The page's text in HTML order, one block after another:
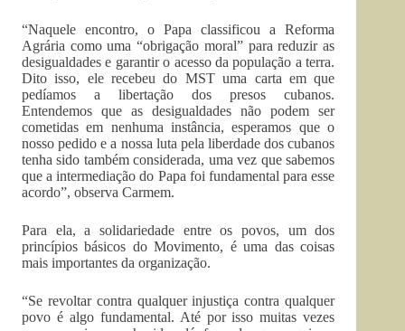
“Naquele encontro, o Papa classificou a Reforma
Agrária como uma “obrigação moral” para reduzir as
desigualdades e garantir o acesso da população a terra.
Dito isso, ele recebeu do MST uma carta em que
pedíamos a libertação dos presos cubanos.
Entendemos que as desigualdades não podem ser
cometidas em nenhuma instância, esperamos que o
nosso pedido e a nossa luta pela liberdade dos cubanos
tenha sido também considerada, uma vez que sabemos
que a intermediação do Papa foi fundamental para esse
acordo”, observa Carmem.
Para ela, a solidariedade entre os povos, um dos
princípios básicos do Movimento, é uma das coisas
mais importantes da organização.
“Se revoltar contra qualquer injustiça contra qualquer
povo é algo fundamental. Até por isso muitas vezes